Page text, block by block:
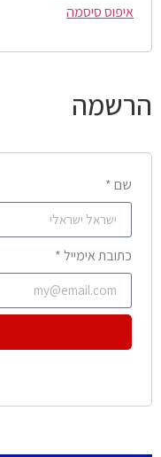
איפוס סיסמה
הרשמה
שם *
כתובת אימייל *